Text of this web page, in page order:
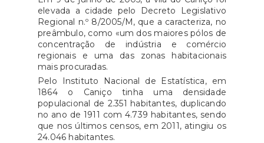
elevada a cidade pelo Decreto Legislativo
Regional n.º 8/2005/M, que a caracteriza, no
preâmbulo, como «um dos maiores pólos de
concentração de indústria e comércio
regionais e uma das zonas habitacionais
mais procuradas.
Pelo Instituto Nacional de Estatística, em
1864 o Caniço tinha uma densidade
populacional de 2.351 habitantes, duplicando
no ano de 1911 com 4.739 habitantes, sendo
que nos últimos censos, em 2011, atingiu os
24.046 habitantes.